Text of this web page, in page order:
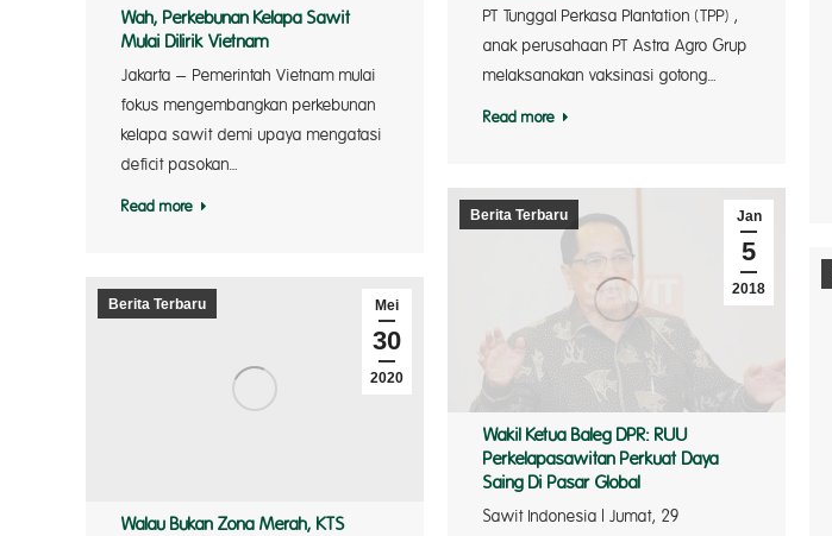
PT Tunggal Perkasa Plantation (TPP) ,
anak perusahaan PT Astra Agro Grup
melaksanakan vaksinasi gotong…
Read more
Wah, Perkebunan Kelapa Sawit
Mulai Dilirik Vietnam
Jakarta – Pemerintah Vietnam mulai
fokus mengembangkan perkebunan
kelapa sawit demi upaya mengatasi
deficit pasokan…
Read more
Jan
5
2018
Berita Terbaru
Wakil Ketua Baleg DPR: RUU
Perkelapasawitan Perkuat Daya
Saing Di Pasar Global
Sawit Indonesia | Jumat, 29
Mei
30
2020
Berita Terbaru
Walau Bukan Zona Merah, KTS